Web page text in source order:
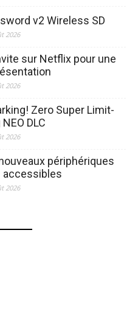
v2 Wireless SD
2026
sur Netflix pour une
2026
Zero Super Limit-
DLC
2026
périphériques
accessibles
2026